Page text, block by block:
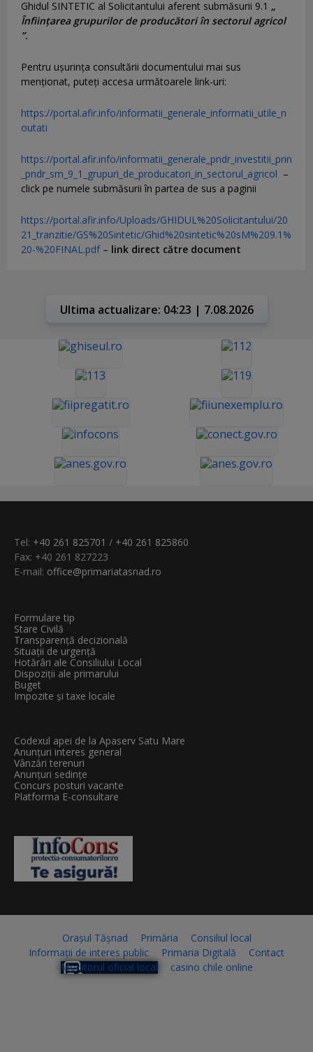
Ghidul SINTETIC al Solicitantului aferent submăsurii 9.1 „
Înființarea grupurilor de producători în sectorul agricol
”.
Pentru uşurinţa consultării documentului mai sus
menţionat, puteţi accesa următoarele link-uri:
https://portal.afir.info/informatii_generale_informatii_utile_n
outati
https://portal.afir.info/informatii_generale_pndr_investitii_prin
_pndr_sm_9_1_grupuri_de_producatori_in_sectorul_agricol –
click pe numele submăsurii în partea de sus a paginii
https://portal.afir.info/Uploads/GHIDUL%20Solicitantului/20
21_tranzitie/GS%20Sintetic/Ghid%20sintetic%20sM%209.1%
20-%20FINAL.pdf– link direct către document
Ultima actualizare: 04:23 | 7.08.2026
Tel: +40 261 825701 / +40 261 825860
Fax: +40 261 827223
E-mail: office@primariatasnad.ro
Formulare tip
Stare Civilă
Transparenţă decizională
Situații de urgență
Hotărâri ale Consiliului Local
Dispoziții ale primarului
Buget
Impozite și taxe locale
Codexul apei de la Apaserv Satu Mare
Anunțuri interes general
Vânzări terenuri
Anunțuri sedințe
Concurs posturi vacante
Platforma E-consultare
Orașul Tășnad Primăria
Consiliul local
Informații de interes public
Primaria Digitală
Contact
Monitorul oficial local
casino chile online